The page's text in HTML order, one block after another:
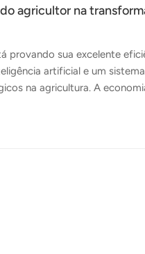
agricultor na
provando sua excelente
artificial e um
na agricultura. A
adversos das alterações
e da sociedade, a